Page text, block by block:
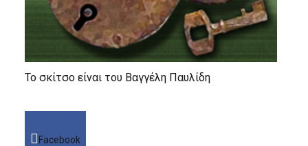
Το σκίτσο είναι του Βαγγέλη Παυλίδη
Facebook